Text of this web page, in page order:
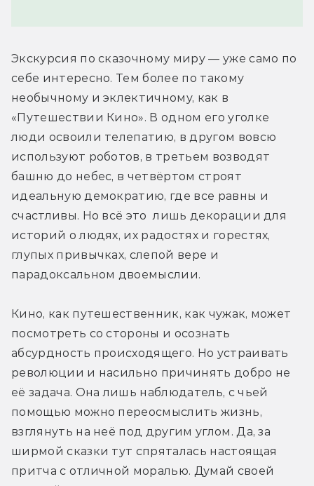
Экскурсия по сказочному миру — уже само по
себе интересно. Тем более по такому
необычному и эклектичному, как в
«Путешествии Кино». В одном его уголке
люди освоили телепатию, в другом вовсю
используют роботов, в третьем возводят
башню до небес, в четвёртом строят
идеальную демократию, где все равны и
счастливы. Но всё это  лишь декорации для
историй о людях, их радостях и горестях,
глупых привычках, слепой вере и
парадоксальном двоемыслии.
Кино, как путешественник, как чужак, может
посмотреть со стороны и осознать
абсурдность происходящего. Но устраивать
революции и насильно причинять добро не
её задача. Она лишь наблюдатель, с чьей
помощью можно переосмыслить жизнь,
взглянуть на неё под другим углом. Да, за
ширмой сказки тут спряталась настоящая
притча с отличной моралью. Думай своей